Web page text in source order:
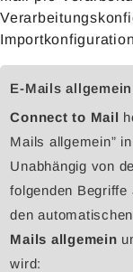
E-Mails
Connect to Mail
Mails allgemein”
Unabhängig von
folgenden
den
Mails allgemein
wird: